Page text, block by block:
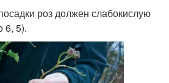
роз должен слабокислую
6, 5).